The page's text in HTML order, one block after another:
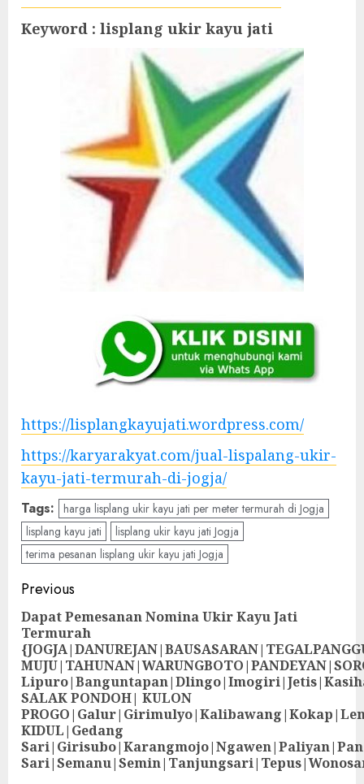
Keyword : lisplang ukir kayu jati
https://lisplangkayujati.wordpress.com/
https://karyarakyat.com/jual-lispalang-ukir-
kayu-jati-termurah-di-jogja/
Tags: harga lisplang ukir kayu jati per meter termurah di Jogja
lisplang kayu jati
lisplang ukir kayu jati Jogja
terima pesanan lisplang ukir kayu jati Jogja
Previous
Dapat Pemesanan Nomina Ukir Kayu Jati
Termurah
SALAK PONDOH| KULON
KIDUL|Gedang